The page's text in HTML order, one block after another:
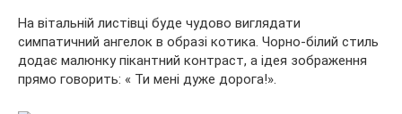
На вітальній листівці буде чудово виглядати
симпатичний ангелок в образі котика. Чорно-білий стиль
додає малюнку пікантний контраст, а ідея зображення
прямо говорить: « Ти мені дуже дорога!».